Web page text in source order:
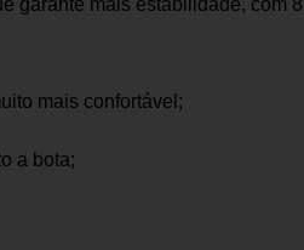
garante mais estabilidade, com 8
mais confortável;
a bota;